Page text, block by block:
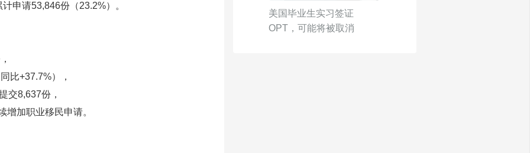
计申请53,846份（23.2%）。
比+37.7%），
交8,637份，
增加职业移民申请。
美国毕业生实习签证
OPT，可能将被取消